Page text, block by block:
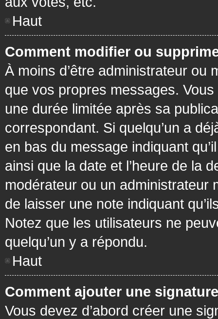
Haut
Comment modifier ou
À moins d’être administrateur ou
que vos propres messages.
une durée limitée après sa
correspondant. Si quelqu’un a
en bas du message indiquant
ainsi que la date et l’heure de la
modérateur ou un administrateur
de laisser une note indiquant
Notez que les utilisateurs ne
quelqu’un y a répondu.
Haut
Comment ajouter une
Vous devez d’abord créer une